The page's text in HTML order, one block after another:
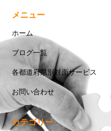
メニュー
ホーム
ブログ一覧
各都道府県別対面サービス
お問い合わせ
カテゴリー